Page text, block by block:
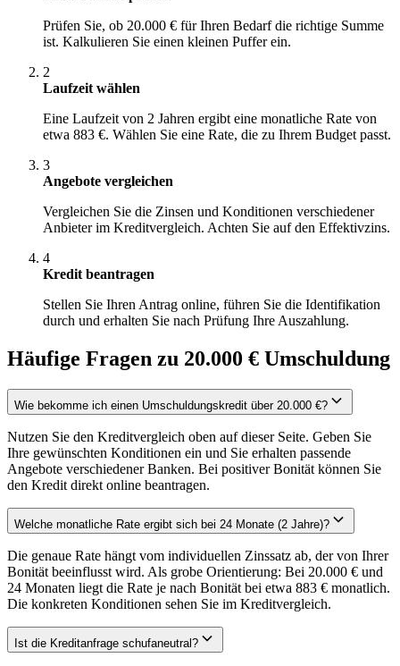
Prüfen Sie, ob 20.000 € für Ihren Bedarf die richtige Summe
ist. Kalkulieren Sie einen kleinen Puffer ein.
2
Laufzeit wählen
Eine Laufzeit von 2 Jahren ergibt eine monatliche Rate von
etwa 883 €. Wählen Sie eine Rate, die zu Ihrem Budget passt.
3
Angebote vergleichen
Vergleichen Sie die Zinsen und Konditionen verschiedener
Anbieter im Kreditvergleich. Achten Sie auf den Effektivzins.
4
Kredit beantragen
Stellen Sie Ihren Antrag online, führen Sie die Identifikation
durch und erhalten Sie nach Prüfung Ihre Auszahlung.
Häufige Fragen zu 20.000 € Umschuldung
Wie bekomme ich einen Umschuldungskredit über 20.000 €?
Nutzen Sie den Kreditvergleich oben auf dieser Seite. Geben Sie
Ihre gewünschten Konditionen ein und Sie erhalten passende
Angebote verschiedener Banken. Bei positiver Bonität können Sie
den Kredit direkt online beantragen.
Welche monatliche Rate ergibt sich bei 24 Monate (2 Jahre)?
Die genaue Rate hängt vom individuellen Zinssatz ab, der von Ihrer
Bonität beeinflusst wird. Als grobe Orientierung: Bei 20.000 € und
24 Monaten liegt die Rate je nach Bonität bei etwa 883 € monatlich.
Die konkreten Konditionen sehen Sie im Kreditvergleich.
Ist die Kreditanfrage schufaneutral?